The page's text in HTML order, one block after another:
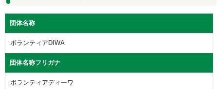
団体名称
ボランティアDIWA
団体名称フリガナ
ボランティアディーワ